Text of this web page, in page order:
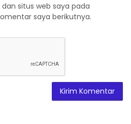
situs web saya pada
saya berikutnya.